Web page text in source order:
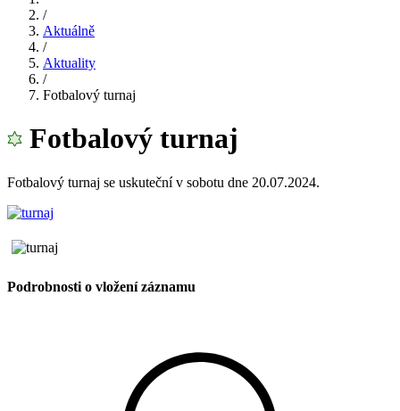
/
Aktuálně
/
Aktuality
/
Fotbalový turnaj
Fotbalový turnaj
Fotbalový turnaj se uskuteční v sobotu dne 20.07.2024.
Podrobnosti o vložení záznamu